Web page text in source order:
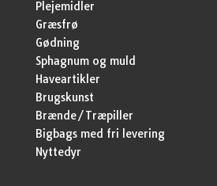
Plejemidler
Græsfrø
Gødning
Sphagnum og muld
Haveartikler
Brugskunst
Brænde/Træpiller
Bigbags med fri levering
Nyttedyr